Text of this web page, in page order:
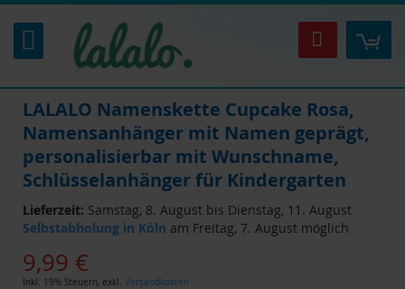
Inhalt
springen
Suche
LALALO Namenskette Cupcake Rosa,
Namensanhänger mit Namen geprägt,
personalisierbar mit Wunschname,
Schlüsselanhänger für Kindergarten
Lieferzeit: Samstag, 8. August bis Dienstag, 11. August
Selbstabholung in Köln am Freitag, 7. August möglich
9,99 €
Inkl. 19% Steuern, exkl. Versandkosten